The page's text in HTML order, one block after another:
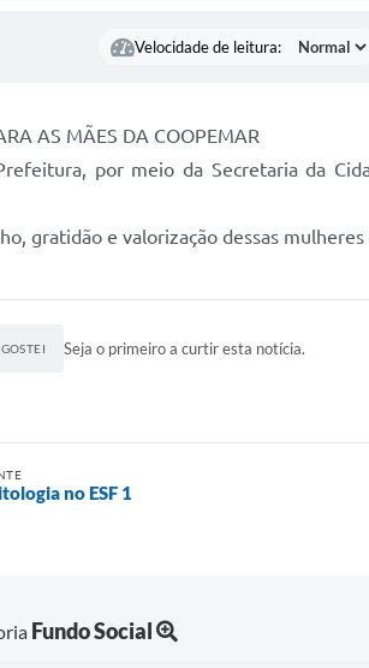
Velocidade de leitura:
AS MÃES DA COOPEMAR
por meio da Secretaria da
gratidão e valorização dessas
Seja o primeiro a curtir esta notícia.
no ESF 1
Fundo Social